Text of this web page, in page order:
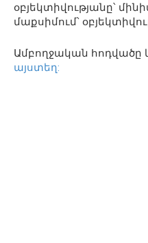
օբյեկտիվությանը՝
մաքսիմում՝
Ամբողջական հոդվածը
այստեղ: